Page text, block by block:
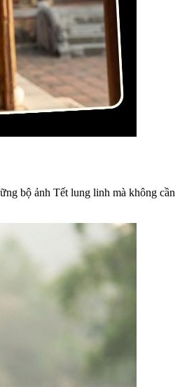
bộ ảnh Tết lung linh mà không cần